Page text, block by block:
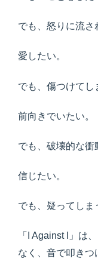
でも、怒りに流さ
愛したい。
でも、傷つけてし
前向きでいたい。
でも、破壊的な衝
信じたい。
でも、疑ってしま
「I Against I」は
なく、音で叩きつ